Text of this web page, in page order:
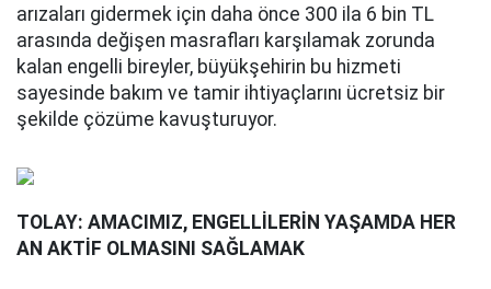
arızaları gidermek için daha önce 300 ila 6 bin TL
arasında değişen masrafları karşılamak zorunda
kalan engelli bireyler, büyükşehirin bu hizmeti
sayesinde bakım ve tamir ihtiyaçlarını ücretsiz bir
şekilde çözüme kavuşturuyor.
TOLAY: AMACIMIZ, ENGELLİLERİN YAŞAMDA HER
AN AKTİF OLMASINI SAĞLAMAK